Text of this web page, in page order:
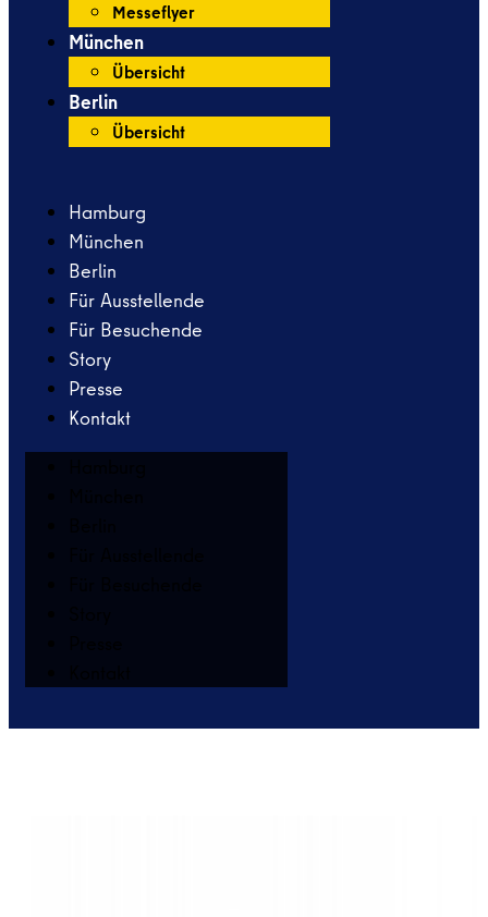
Messeflyer
München
Übersicht
Berlin
Übersicht
Hamburg
München
Berlin
Für Ausstellende
Für Besuchende
Story
Presse
Kontakt